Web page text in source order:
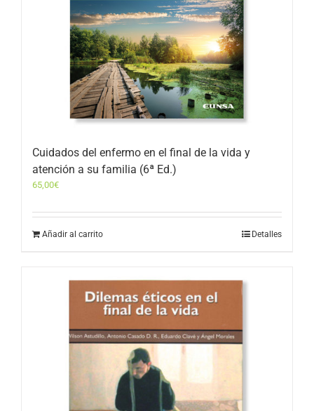
Cuidados del enfermo en el final de la vida y
atención a su familia (6ª Ed.)
65,00€
Añadir al carrito Detalles